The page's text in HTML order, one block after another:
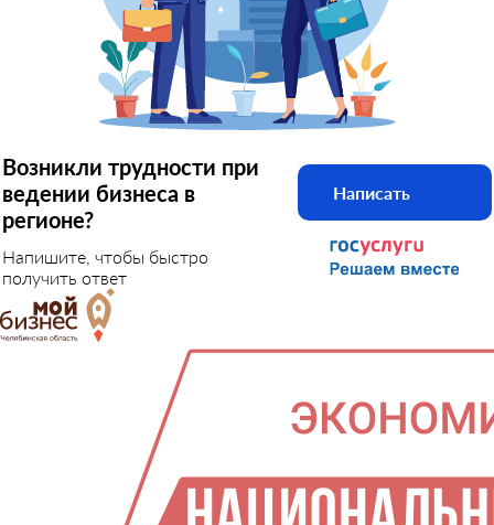
Возникли трудности при
ведении бизнеса в
регионе?
Напишите, чтобы быстро
получить ответ
Написать